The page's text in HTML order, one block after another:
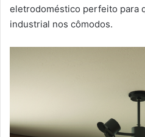
eletrodoméstico perfeito para
industrial nos cômodos.